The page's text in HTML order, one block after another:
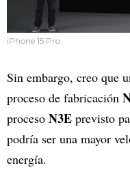
iPhone 15 Pro
Sin embargo, creo que
proceso de fabricación
proceso N3E previsto
podría ser una mayor
energía.